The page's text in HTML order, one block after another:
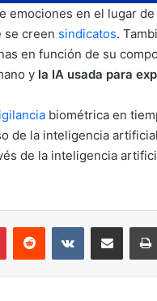
emociones en el lugar
se creen sindicatos.
en función de su
y la IA usada para
biométrica en
de la inteligencia
de la inteligencia
PinterestReddit VKontakteCompartir por correo